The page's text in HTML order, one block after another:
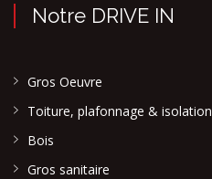
Notre DRIVE IN
Gros Oeuvre
Toiture, plafonnage & isolation
Bois
Gros sanitaire